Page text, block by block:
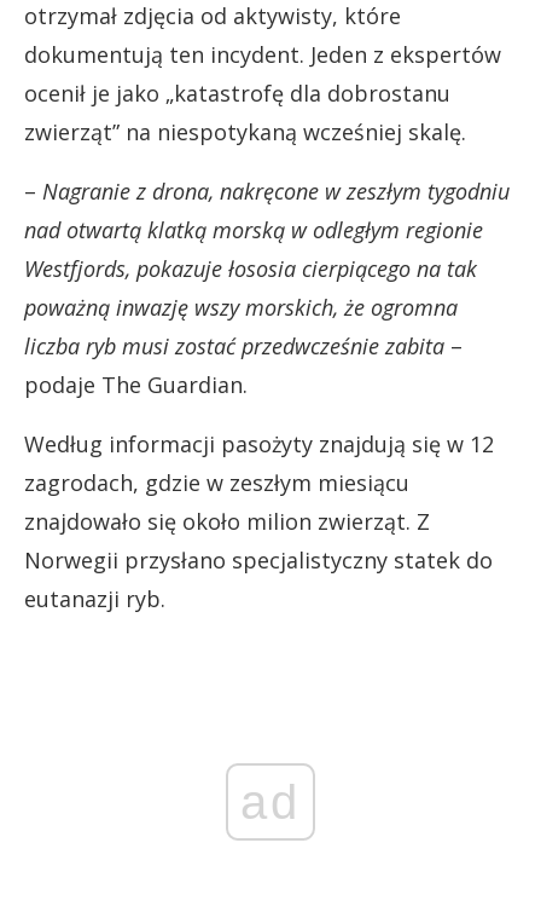
otrzymał zdjęcia od aktywisty, które
dokumentują ten incydent. Jeden z ekspertów
ocenił je jako „katastrofę dla dobrostanu
zwierząt” na niespotykaną wcześniej skalę.
– Nagranie z drona, nakręcone w zeszłym tygodniu
nad otwartą klatką morską w odległym regionie
Westfjords, pokazuje łososia cierpiącego na tak
poważną inwazję wszy morskich, że ogromna
liczba ryb musi zostać przedwcześnie zabita –
podaje The Guardian.
Według informacji pasożyty znajdują się w 12
zagrodach, gdzie w zeszłym miesiącu
znajdowało się około milion zwierząt. Z
Norwegii przysłano specjalistyczny statek do
eutanazji ryb.
ad